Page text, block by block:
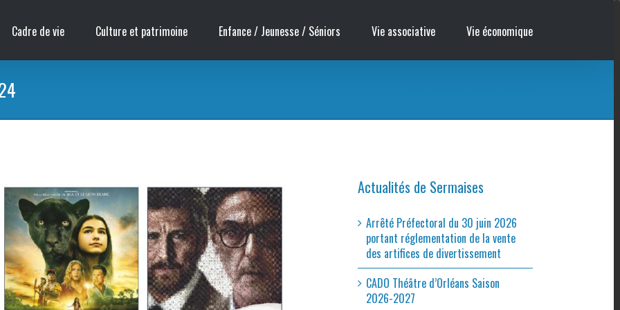
Cadre de vie Culture et patrimoine Enfance / Jeunesse / Séniors Vie associative Vie économique
Actualités de Sermaises
Arrêté Préfectoral du 30 juin 2026
portant réglementation de la vente
des artifices de divertissement
CADO Théâtre d’Orléans Saison
2026-2027